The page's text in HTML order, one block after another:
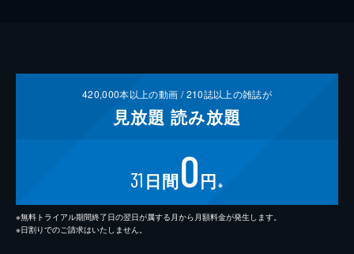
420,000本以上の動画 /210誌以上の雑誌が
見放題 読み放題
31 日間0円 ※
※無料トライアル期間終了日の翌日が属する月から月額料金が発生します。
※日割りでのご請求はいたしません。